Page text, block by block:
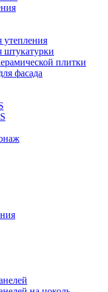
утепления
штукатурки
плитки
фасада